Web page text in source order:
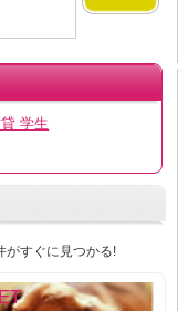
学生
がすぐに見つかる!